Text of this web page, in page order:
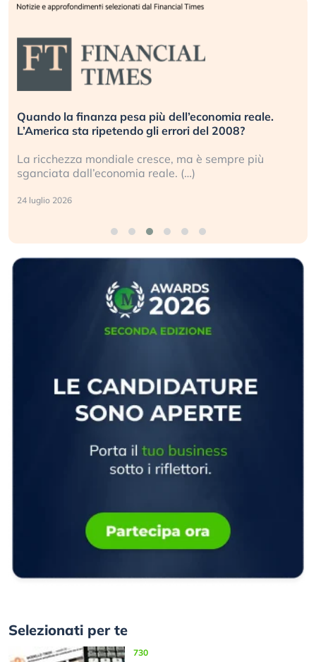
Quando la finanza pesa più dell’economia reale.
L’America sta ripetendo gli errori del 2008?
La ricchezza mondiale cresce, ma è sempre più
sganciata dall’economia reale. (…)
24 luglio 2026
Selezionati per te
730